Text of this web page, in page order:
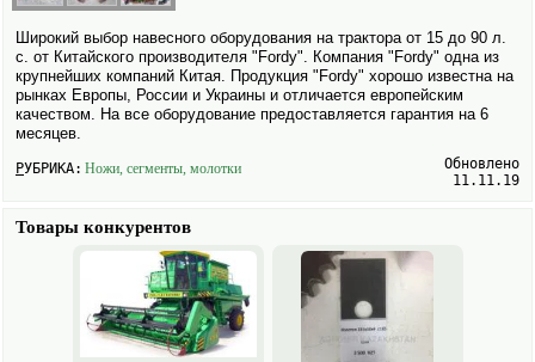
Широкий выбор навесного обору­дования на трактора от 15 до 90 л.
с. от Китайского производителя "Fordy". Компания "Fordy" одна из
крупнейших компаний Китая. Продукция "Fordy" хорошо известна на
рынках Европы, России и Украины и отличается европейским
качеством. На все обору­дование предоставляется гарантия на 6
месяцев.
РУБРИКА: Ножи, сегменты, молотки
Обновлено
11.11.19
Товары конкурентов